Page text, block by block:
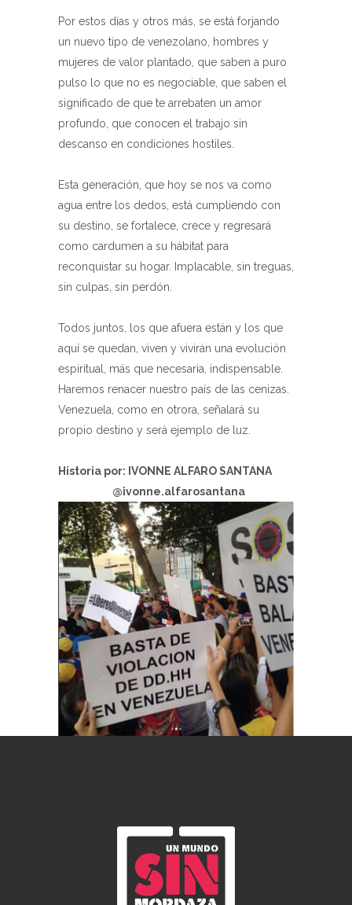
Por estos días y otros más, se está forjando
un nuevo tipo de venezolano, hombres y
mujeres de valor plantado, que saben a puro
pulso lo que no es negociable, que saben el
significado de que te arrebaten un amor
profundo, que conocen el trabajo sin
descanso en condiciones hostiles.
Esta generación, que hoy se nos va como
agua entre los dedos, está cumpliendo con
su destino, se fortalece, crece y regresará
como cardumen a su hábitat para
reconquistar su hogar. Implacable, sin treguas,
sin culpas, sin perdón.
Todos juntos, los que afuera están y los que
aquí se quedan, viven y vivirán una evolución
espiritual, más que necesaria, indispensable.
Haremos renacer nuestro país de las cenizas.
Venezuela, como en otrora, señalará su
propio destino y será ejemplo de luz.
Historia por: IVONNE ALFARO SANTANA
@ivonne.alfarosantana